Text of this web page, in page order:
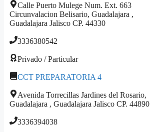
Calle Puerto Mulege Num. Ext. 663
Circunvalacion Belisario, Guadalajara ,
Guadalajara Jalisco CP. 44330
3336380542
Privado / Particular
CCT PREPARATORIA 4
Avenida Torrecillas Jardines del Rosario,
Guadalajara , Guadalajara Jalisco CP. 44890
3336394038